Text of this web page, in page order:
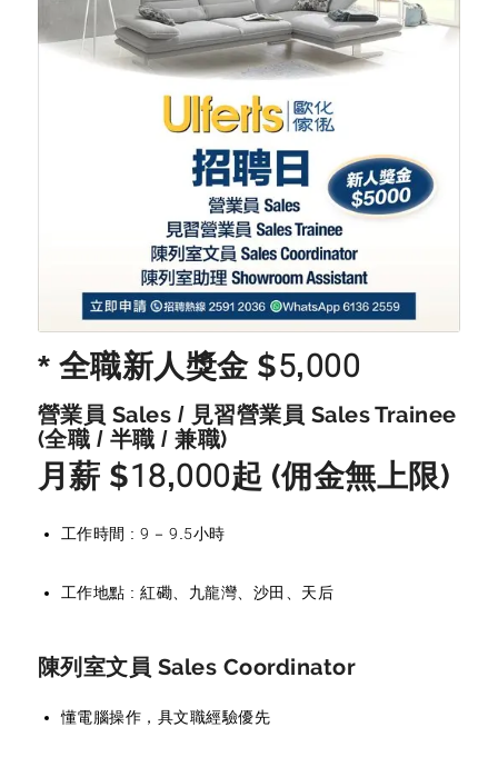
* 全職新人獎金 $5,000
營業員 Sales / 見習營業員 Sales Trainee
(全職 / 半職 / 兼職)
月薪 $18,000起 (佣金無上限)
工作時間 : 9 – 9.5小時
工作地點 : 紅磡、九龍灣、沙田、天后
陳列室文員 Sales Coordinator
懂電腦操作，具文職經驗優先